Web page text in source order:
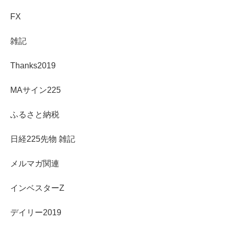
FX
雑記
Thanks2019
MAサイン225
ふるさと納税
日経225先物 雑記
メルマガ関連
インベスターZ
デイリー2019